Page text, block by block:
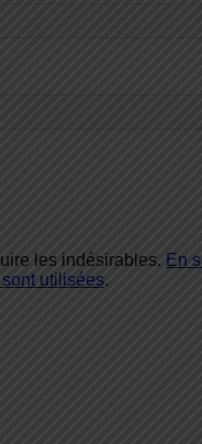
les indésirables. En
utilisées.